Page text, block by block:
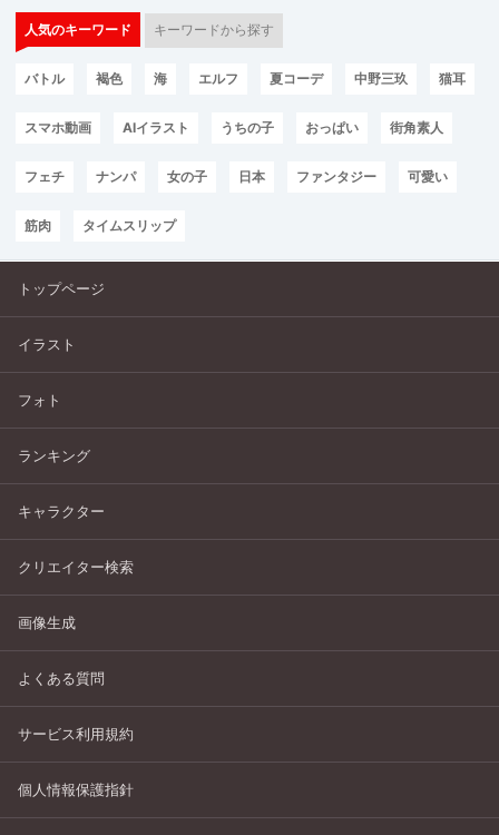
人気のキーワード キーワードから探す
バトル 褐色 海 エルフ 夏コーデ 中野三玖 猫耳
スマホ動画 AIイラスト うちの子 おっぱい 街角素人
フェチ ナンパ 女の子 日本 ファンタジー 可愛い
筋肉 タイムスリップ
トップページ
イラスト
フォト
ランキング
キャラクター
クリエイター検索
画像生成
よくある質問
サービス利用規約
個人情報保護指針